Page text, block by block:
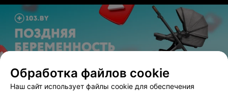
ЭФФЕКТИВНАЯ РЕКЛАМА НА САЙТЕ
Обработка файлов cookie
Наш сайт использует файлы cookie для обеспечения